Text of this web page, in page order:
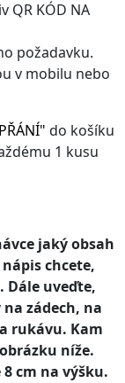
QR KÓD NA
požadavku.
v mobilu nebo
" do košíku
1 kusu
jaký obsah
chcete,
Dále uveďte,
zádech, na
rukávu. Kam
níže.
cm na výšku.